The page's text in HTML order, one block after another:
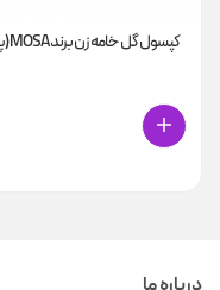
کپسول گل خامه زن برند MOSA (پک 10 عددی)